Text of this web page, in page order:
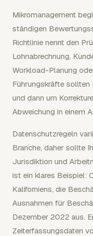
Mikromanagement
ständigen
Richtlinie nennt den
Lohnabrechnung,
Workload-Planung
Führungskräfte sollten
und dann um
Abweichung in einem
Datenschutzregeln
Branche, daher sollte
Jurisdiktion und
ist ein klares Beispiel:
Kaliforniens, die
Ausnahmen für
Dezember 2022 aus.
Zeiterfassungsdaten